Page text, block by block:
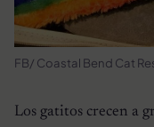
FB/ Coastal Bend Cat
Los gatitos crecen a